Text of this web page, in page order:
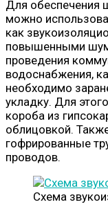
Для обеспечения
можно
как
повышенными
проведения
водоснабжения,
необходимо
укладку. Для
короба из
облицовкой.
гофрированные
проводов.
Схема